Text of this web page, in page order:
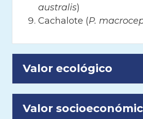
australis)
Cachalote (P.
Valor ecológico
Valor